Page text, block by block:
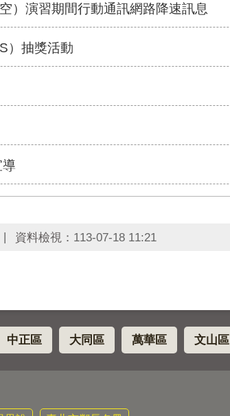
）演習期間行動通訊網路降速訊息
）抽獎活動
資料檢視： 113-07-18 11:21
中正區 大同區 萬華區 文山區